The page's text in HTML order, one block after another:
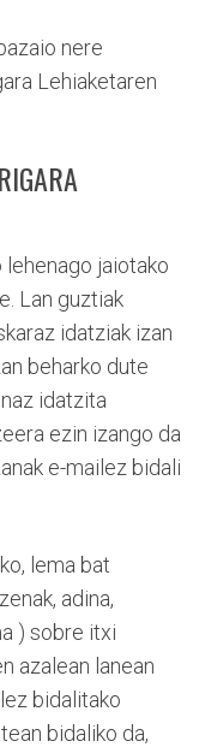
nere
Lehiaketaren
lehenago jaiotako
Lan guztiak
idatziak izan
beharko dute
idatzita
ezin izango da
e-mailez bidali
lema bat
adina,
) sobre itxi
azalean lanean
bidalitako
bidaliko da,